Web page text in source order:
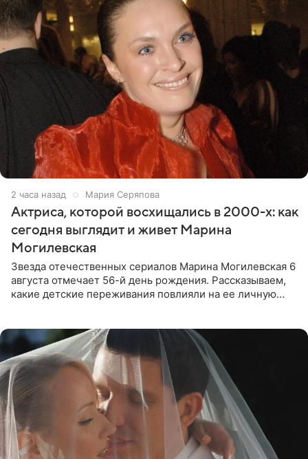
2 часа назад Мария Серяпова
Актриса, которой восхищались в 2000-х: как
сегодня выглядит и живет Марина
Могилевская
Звезда отечественных сериалов Марина Могилевская 6
августа отмечает 56-й день рождения. Рассказываем,
какие детские переживания повлияли на ее личную